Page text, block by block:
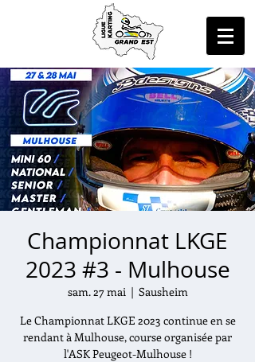
Championnat LKGE
2023 #3 - Mulhouse
sam. 27 mai
  |
Sausheim
Le Championnat LKGE 2023 continue en se
rendant à Mulhouse, course organisée par
l'ASK Peugeot-Mulhouse !